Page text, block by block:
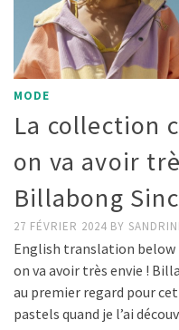
MODE
La collection
on va avoir
Billabong
27 FÉVRIER 2024 BY
English translation below
on va avoir très envie !
au premier regard pour
pastels quand je l’ai